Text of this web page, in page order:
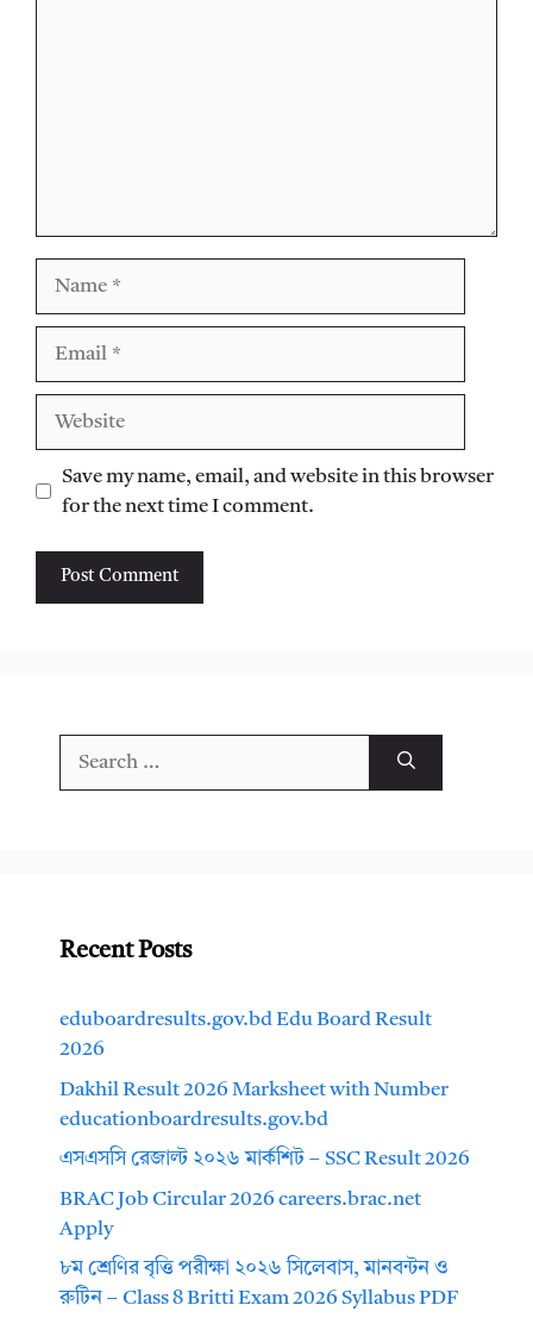
Save my name, email, and website in this browser
for the next time I comment.
Recent Posts
eduboardresults.gov.bd Edu Board Result
2026
Dakhil Result 2026 Marksheet with Number
educationboardresults.gov.bd
এসএসসি রেজাল্ট ২০২৬ মার্কশিট – SSC Result 2026
BRAC Job Circular 2026 careers.brac.net
Apply
৮ম শ্রেণির বৃত্তি পরীক্ষা ২০২৬ সিলেবাস, মানবন্টন ও
রুটিন – Class 8 Britti Exam 2026 Syllabus PDF